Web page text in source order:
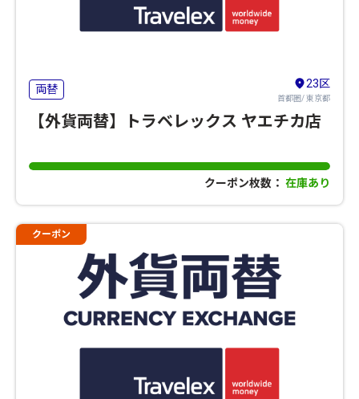
両替 23区
首都圏/ 東京都
【外貨両替】トラベレックス ヤエチカ店
クーポン枚数： 在庫あり
クーポン